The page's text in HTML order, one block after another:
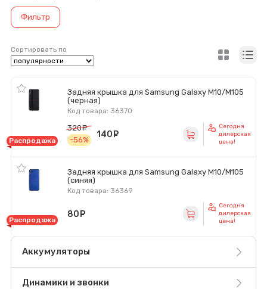
Фильтр
Сортировать по
Задняя крышка для Samsung Galaxy M10/M105
(черная)
Код товара: 36370
Распродажа
320
-56%
140
Сегодня
дилерская
цена!
Задняя крышка для Samsung Galaxy M10/M105
(синяя)
Код товара: 36369
Распродажа
80
Сегодня
дилерская
цена!
Аккумуляторы
Динамики и звонки